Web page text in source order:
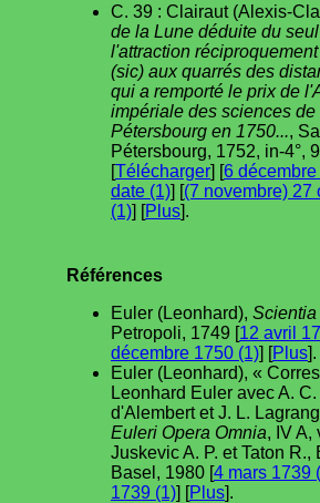
C. 39 : Clairaut (Alexis-
de la Lune déduite du
l'attraction
(sic) aux quarrés des
qui a remporté le prix de
impériale des sciences de
Pétersbourg en 1750...,
Pétersbourg, 1752, in-4°,
[Télécharger] [6
date (1)] [(7 novembre) 27
(1)] [Plus].
Références
Euler (Leonhard),
Petropoli, 1749 [12 avril
décembre 1750 (1)] [Plus].
Euler (Leonhard), «
Leonhard Euler avec A.
d'Alembert et J. L.
Euleri Opera Omnia, IV A,
Juskevic A. P. et Taton R.,
Basel, 1980 [4 mars 1739
1739 (1)] [Plus].